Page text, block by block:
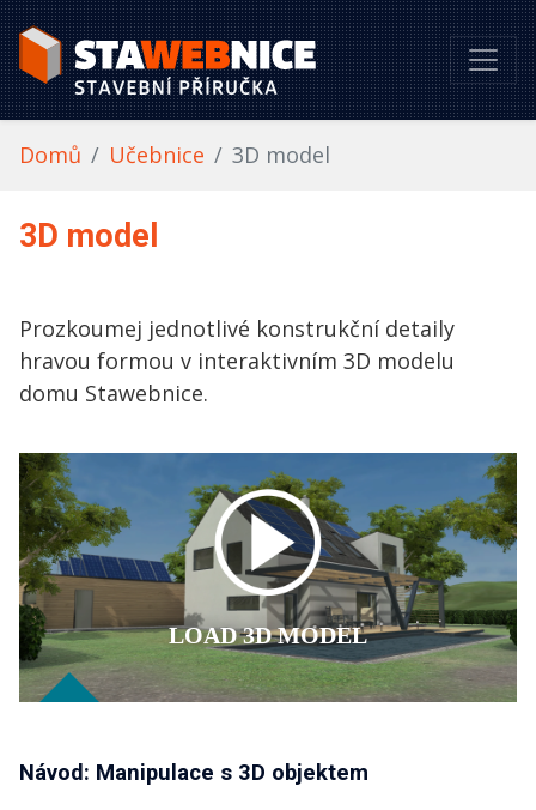
Domů Učebnice 3D model
3D model
Prozkoumej jednotlivé konstrukční detaily
hravou formou v interaktivním 3D modelu
domu Stawebnice.
Návod: Manipulace s 3D objektem